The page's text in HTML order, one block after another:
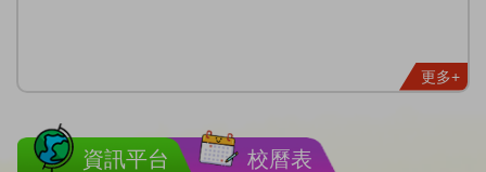
更多+
資訊平台 校曆表